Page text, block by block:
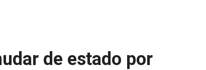
de estado por